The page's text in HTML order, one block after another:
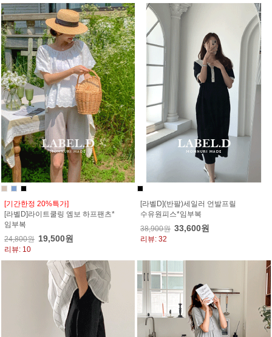
[기간한정 20%특가]
[라벨D]라이트쿨링 엠보 하프팬츠*
임부복
24,800원 19,500원
리뷰: 10
[라벨D](반팔)세일러 언발프릴
수유원피스*임부복
38,900원 33,600원
리뷰: 32